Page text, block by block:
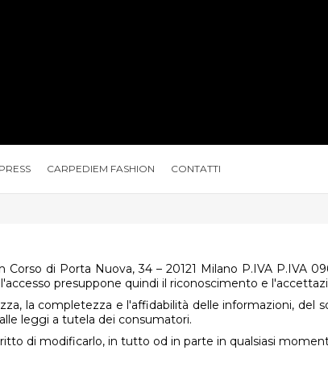
PRESS CARPEDIEM FASHION CONTATTI
di Porta Nuova, 34 – 20121 Milano P.IVA P.IVA
presuppone quindi il riconoscimento e
la completezza e l'affidabilità delle informazioni, del
leggi a tutela dei consumatori.
di modificarlo, in tutto od in parte in qualsiasi